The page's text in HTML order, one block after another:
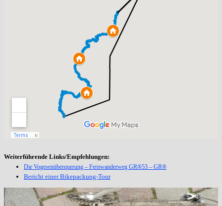
Weiterführende Links/Empfehlungen:
Die Vogesenüberquerung – Fernwanderweg GR®53 – GR®
Bericht einer Bikepackung-Tour